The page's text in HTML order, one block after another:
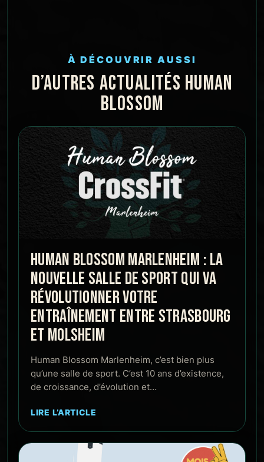
À DÉCOUVRIR AUSSI
D’AUTRES ACTUALITÉS HUMAN
BLOSSOM
HUMAN BLOSSOM MARLENHEIM : LA
NOUVELLE SALLE DE SPORT QUI VA
RÉVOLUTIONNER VOTRE
ENTRAÎNEMENT ENTRE STRASBOURG
ET MOLSHEIM
Human Blossom Marlenheim, c’est bien plus
qu’une salle de sport. C’est 10 ans d’existence,
de croissance, d’évolution et…
LIRE L’ARTICLE